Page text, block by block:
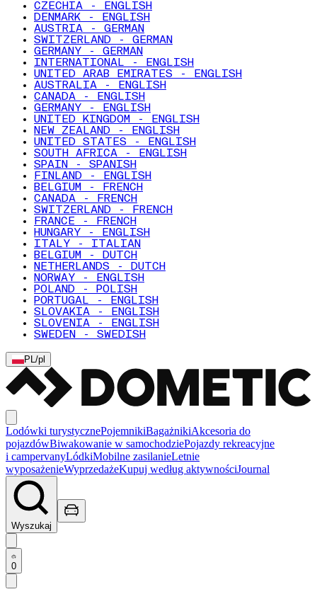
CZECHIA - ENGLISH
DENMARK - ENGLISH
AUSTRIA - GERMAN
SWITZERLAND - GERMAN
GERMANY - GERMAN
INTERNATIONAL - ENGLISH
UNITED ARAB EMIRATES - ENGLISH
AUSTRALIA - ENGLISH
CANADA - ENGLISH
GERMANY - ENGLISH
UNITED KINGDOM - ENGLISH
NEW ZEALAND - ENGLISH
UNITED STATES - ENGLISH
SOUTH AFRICA - ENGLISH
SPAIN - SPANISH
FINLAND - ENGLISH
BELGIUM - FRENCH
CANADA - FRENCH
SWITZERLAND - FRENCH
FRANCE - FRENCH
HUNGARY - ENGLISH
ITALY - ITALIAN
BELGIUM - DUTCH
NETHERLANDS - DUTCH
NORWAY - ENGLISH
POLAND - POLISH
PORTUGAL - ENGLISH
SLOVAKIA - ENGLISH
SLOVENIA - ENGLISH
SWEDEN - SWEDISH
PL/pl
Lodówki turystycznePojemnikiBagażnikiAkcesoria do
pojazdówBiwakowanie w samochodziePojazdy rekreacyjne
i campervanyLódkiMobilne zasilanieLetnie
wyposażenieWyprzedażeKupuj według aktywnościJournal
Wyszukaj
0